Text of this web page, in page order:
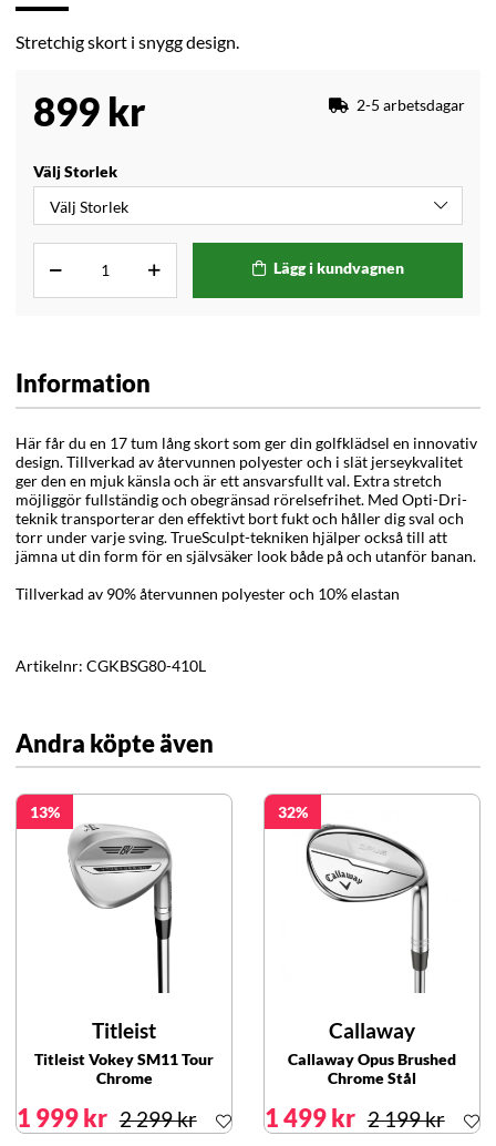
Stretchig skort i snygg design.
899 kr 2-5 arbetsdagar
Välj Storlek
Lägg i kundvagnen
Information
Här får du en 17 tum lång skort som ger din golfklädsel en innovativ
design. Tillverkad av återvunnen polyester och i slät jerseykvalitet
ger den en mjuk känsla och är ett ansvarsfullt val. Extra stretch
möjliggör fullständig och obegränsad rörelsefrihet. Med Opti-Dri-
teknik transporterar den effektivt bort fukt och håller dig sval och
torr under varje sving. TrueSculpt-tekniken hjälper också till att
jämna ut din form för en självsäker look både på och utanför banan.
Tillverkad av 90% återvunnen polyester och 10% elastan
Artikelnr: CGKBSG80-410L
Andra köpte även
13
Titleist
Titleist Vokey SM11 Tour
Chrome
1 999 kr 2 299 kr
32
Callaway
Callaway Opus Brushed
Chrome Stål
1 499 kr 2 199 kr